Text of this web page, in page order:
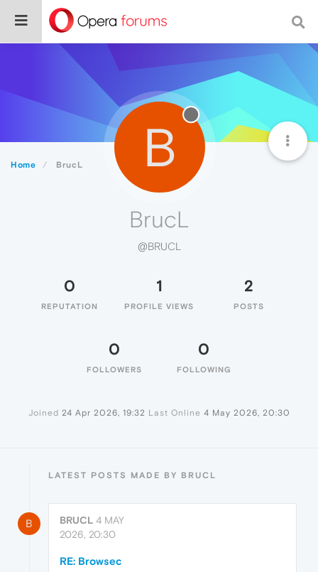
Home BrucL B
BrucL
@BRUCL
0
REPUTATION
1
PROFILE VIEWS
2
POSTS
0
FOLLOWERS
0
FOLLOWING
Joined 24 Apr 2026, 19:32 Last Online 4 May 2026, 20:30
LATEST POSTS MADE BY BRUCL
B BRUCL 4 MAY
2026, 20:30
RE: Browsec